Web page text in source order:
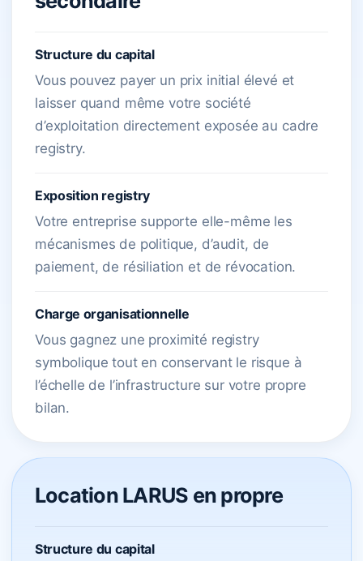
Structure du capital
Vous pouvez payer un prix initial élevé et
laisser quand même votre société
d’exploitation directement exposée au cadre
registry.
Exposition registry
Votre entreprise supporte elle-même les
mécanismes de politique, d’audit, de
paiement, de résiliation et de révocation.
Charge organisationnelle
Vous gagnez une proximité registry
symbolique tout en conservant le risque à
l’échelle de l’infrastructure sur votre propre
bilan.
Location LARUS en propre
Structure du capital